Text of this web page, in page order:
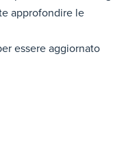
approfondire le
essere aggiornato